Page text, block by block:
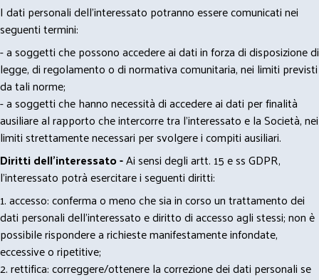
I dati personali dell’interessato potranno essere comunicati nei
seguenti termini:
- a soggetti che possono accedere ai dati in forza di disposizione di
legge, di regolamento o di normativa comunitaria, nei limiti previsti
da tali norme;
- a soggetti che hanno necessità di accedere ai dati per finalità
ausiliare al rapporto che intercorre tra l’interessato e la Società, nei
limiti strettamente necessari per svolgere i compiti ausiliari.
Diritti dell’interessato -Ai sensi degli artt. 15 e ss GDPR,
l’interessato potrà esercitare i seguenti diritti:
1. accesso: conferma o meno che sia in corso un trattamento dei
dati personali dell’interessato e diritto di accesso agli stessi; non è
possibile rispondere a richieste manifestamente infondate,
eccessive o ripetitive;
2. rettifica: correggere/ottenere la correzione dei dati personali se